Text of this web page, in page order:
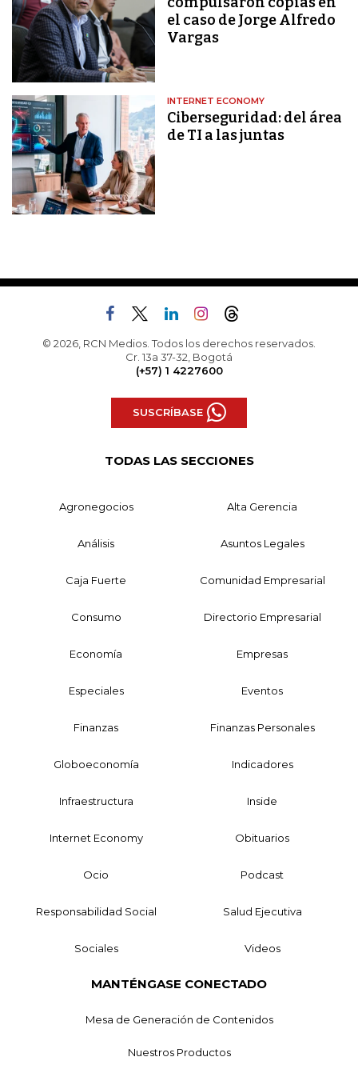
el caso de Jorge Alfredo
Vargas
INTERNET ECONOMY
Ciberseguridad: del área
de TI a las juntas
© 2026, RCN Medios. Todos los derechos reservados.
Cr. 13a 37-32, Bogotá
(+57) 1 4227600
SUSCRÍBASE
TODAS LAS SECCIONES
Agronegocios Alta Gerencia
Análisis Asuntos Legales
Caja Fuerte Comunidad Empresarial
Consumo Directorio Empresarial
Economía Empresas
Especiales Eventos
Finanzas Finanzas Personales
Globoeconomía Indicadores
Infraestructura Inside
Internet Economy Obituarios
Ocio Podcast
Responsabilidad Social Salud Ejecutiva
Sociales Videos
MANTÉNGASE CONECTADO
Mesa de Generación de Contenidos
Nuestros Productos